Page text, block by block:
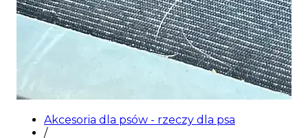
Akcesoria dla psów - rzeczy dla psa
/